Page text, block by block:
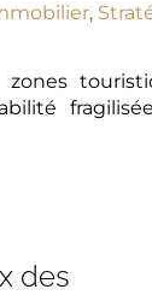
,
des